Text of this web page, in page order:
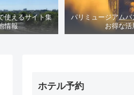
使えるサイト集
情報
パリミュージアム
お得な活
ホテル予約